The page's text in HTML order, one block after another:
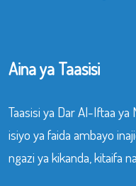
Aina ya Taasisi
Taasisi ya Dar Al-Iftaa ya
isiyo ya faida ambayo
ngazi ya kikanda, kitaifa